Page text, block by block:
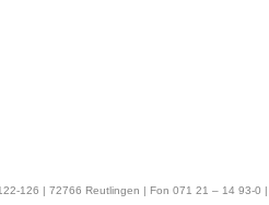
126 | 72766 Reutlingen | Fon 071 21 – 14 93-0